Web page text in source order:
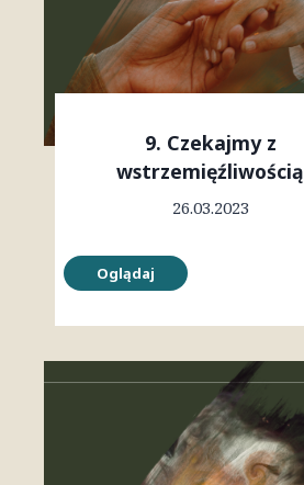
9. Czekajmy z
wstrzemięźliwością
26.03.2023
Oglądaj